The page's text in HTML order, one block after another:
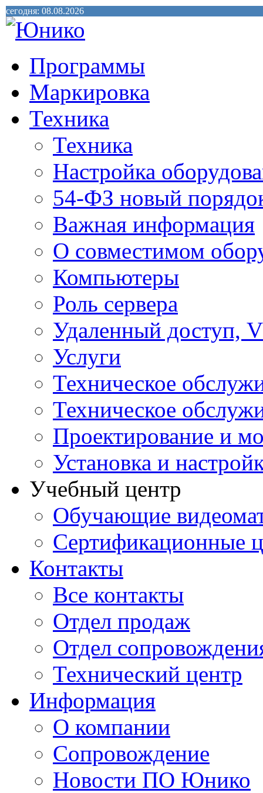
сегодня: 08.08.2026
Программы
Маркировка
Техника
Техника
Настройка
54-ФЗ новый
Важная информация
О совместимом
Компьютеры
Роль сервера
Удаленный доступ,
Услуги
Техническое
Техническое
Проектирование и
Установка и
Учебный центр
Обучающие
Сертификационные
Контакты
Все контакты
Отдел продаж
Отдел
Технический центр
Информация
О компании
Сопровождение
Новости ПО Юнико